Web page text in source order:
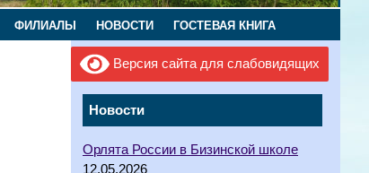
ФИЛИАЛЫ НОВОСТИ ГОСТЕВАЯ КНИГА
Версия сайта для слабовидящих
Новости
Орлята России в Бизинской школе
12.05.2026